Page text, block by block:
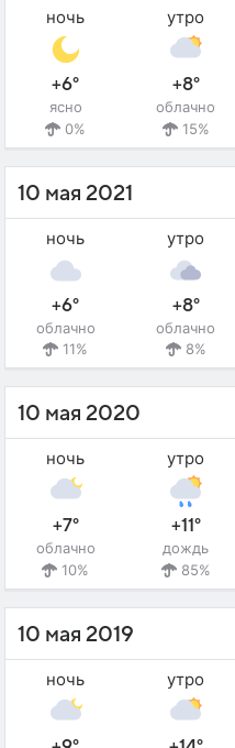
ночь
+6°
ясно
0%
утро
+8°
облачно
15%
10 мая 2021
ночь
+6°
облачно
11%
утро
+8°
облачно
8%
10 мая 2020
ночь
+7°
облачно
10%
утро
+11°
дождь
85%
10 мая 2019
ночь утро